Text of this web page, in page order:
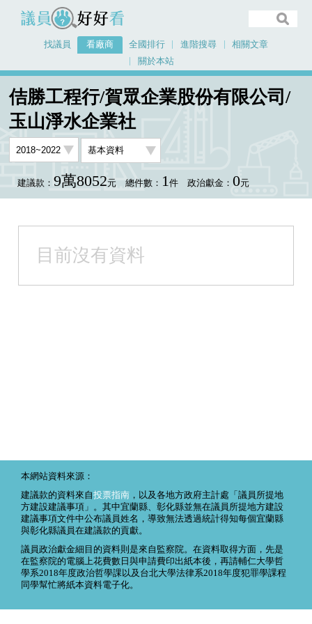
議員好好看
找議員 看廠商 全國排行 進階搜尋
相關文章
關於本站
佶勝工程行/賀眾企業股份有限公司/
玉山淨水企業社
建議款： 9萬8052元 總件數： 1件 政治獻金： 0元
目前沒有資料
本網站資料來源：
建議款的資料來自投票指南 ，以及各地方政府主計處「議員所提地
方建設建議事項」。其中宜蘭縣、彰化縣並無在議員所提地方建設
建議事項文件中公布議員姓名，導致無法透過統計得知每個宜蘭縣
與彰化縣議員在建議款的貢獻。
議員政治獻金細目的資料則是來自監察院。在資料取得方面，先是
在監察院的電腦上花費數日與申請費印出紙本後，再請輔仁大學哲
學系2018年度政治哲學課以及台北大學法律系2018年度犯罪學課程
同學幫忙將紙本資料電子化。